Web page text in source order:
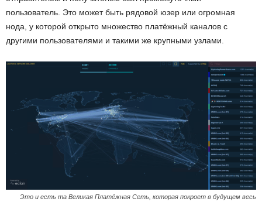
пользователь. Это может быть рядовой юзер или огромная
нода, у которой открыто множество платёжный каналов с
другими пользователями и такими же крупными узлами.
Это и есть та Великая Платёжная Сеть, которая покроет в будущем весь